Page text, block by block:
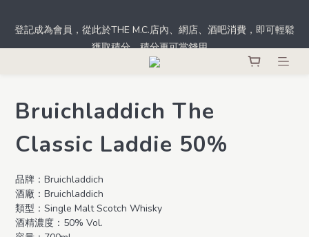
醺醉的酒類。
獲取積分，積分更可當錢用。
根據香港法律，不得於業務過程中，向未成年人士售賣或供應令人
Bruichladdich The
Classic Laddie 50%
品牌：Bruichladdich
酒廠：Bruichladdich
類型：Single Malt Scotch Whisky
酒精濃度：50% Vol.